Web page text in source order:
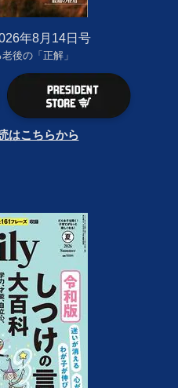
年8月14日号
後の「正解」
はこちらから